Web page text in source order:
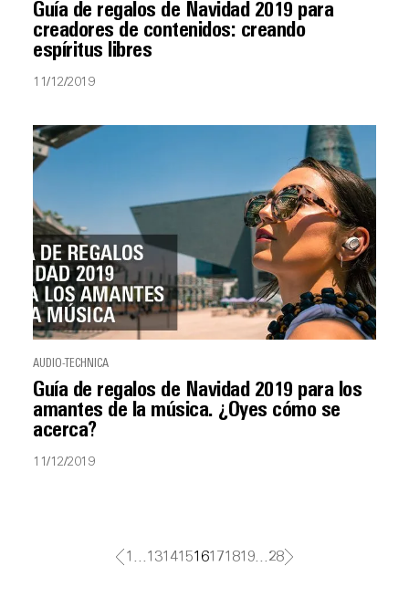
Guía de regalos de Navidad 2019 para
creadores de contenidos: creando
espíritus libres
11/12/2019
AUDIO-TECHNICA
Guía de regalos de Navidad 2019 para los
amantes de la música. ¿Oyes cómo se
acerca?
11/12/2019
1 …13141516171819…28